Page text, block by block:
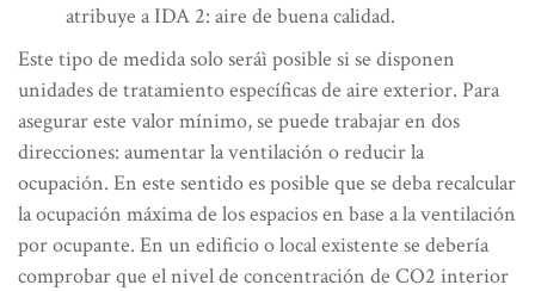
atribuye a IDA 2: aire de buena calidad.
Este tipo de medida solo seráì posible si se disponen
unidades de tratamiento específicas de aire exterior. Para
asegurar este valor mínimo, se puede trabajar en dos
direcciones: aumentar la ventilación o reducir la
ocupación. En este sentido es posible que se deba recalcular
la ocupación máxima de los espacios en base a la ventilación
por ocupante. En un edificio o local existente se debería
comprobar que el nivel de concentración de CO2 interior